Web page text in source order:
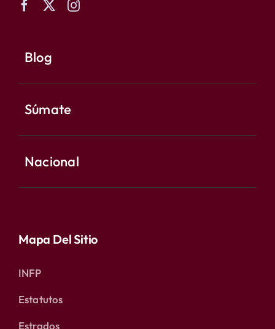
Blog
Súmate
Nacional
Mapa Del Sitio
INFP
Estatutos
Estrados